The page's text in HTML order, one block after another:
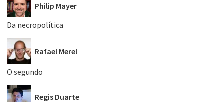
Philip Mayer
Da necropolítica
Rafael Merel
O segundo
Regis Duarte